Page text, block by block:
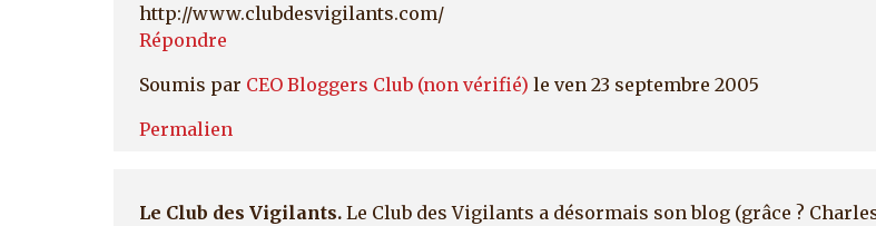
http://www.clubdesvigilants.com/
Répondre
Soumis par CEO Bloggers Club (non vérifié) le ven 23 septembre 2005
Permalien
Le Club des Vigilants. Le Club des Vigilants a désormais son blog (grâce ?